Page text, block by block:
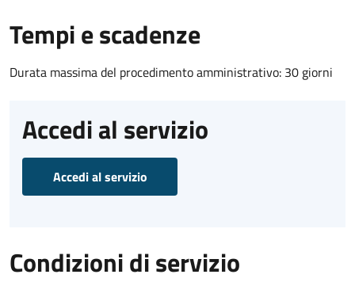
Tempi e scadenze
Durata massima del procedimento amministrativo: 30 giorni
Accedi al servizio
Accedi al servizio
Condizioni di servizio